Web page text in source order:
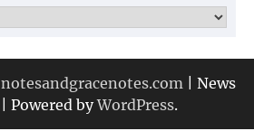
notesandgracenotes.com | News
| Powered byWordPress.